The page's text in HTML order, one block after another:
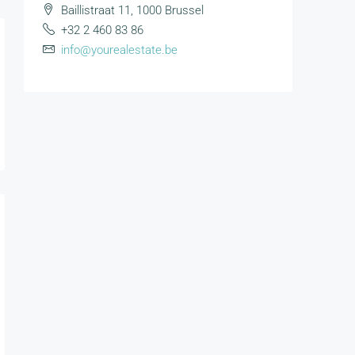
Baillistraat 11, 1000 Brussel
+32 2 460 83 86
info@yourealestate.be